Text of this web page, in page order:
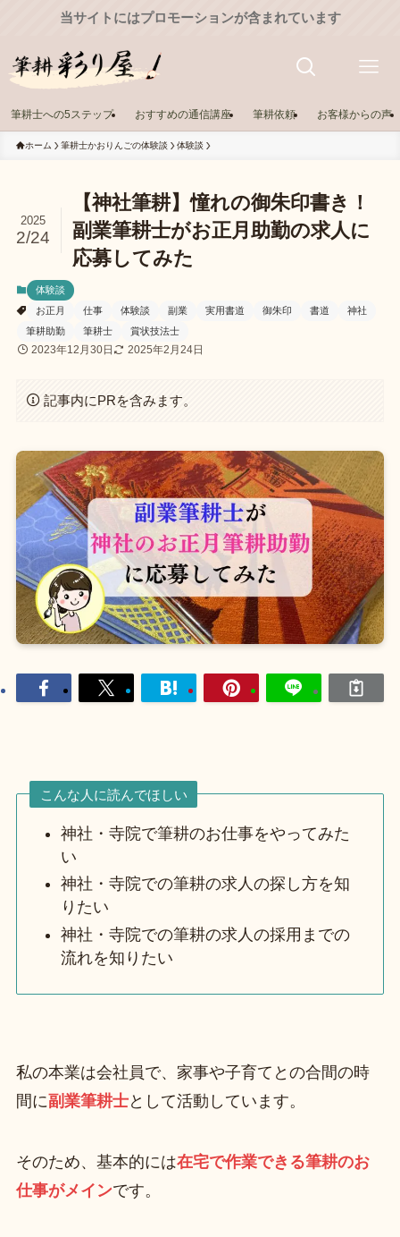
当サイトにはプロモーションが含まれています
筆耕士への5ステップ おすすめの通信講座 筆耕依頼 お客様からの声
ホーム 筆耕士かおりんごの体験談 体験談
【神社筆耕】憧れの御朱印書き！
副業筆耕士がお正月助勤の求人に
応募してみた
2025
2/24
体験談
お正月
仕事 体験談 副業 実用書道 御朱印 書道
神社
筆耕助勤
筆耕士 賞状技法士
2023年12月30日 2025年2月24日
記事内にPRを含みます。
こんな人に読んでほしい
神社・寺院で筆耕のお仕事をやってみた
い
神社・寺院での筆耕の求人の探し方を知
りたい
神社・寺院での筆耕の求人の採用までの
流れを知りたい
私の本業は会社員で、家事や子育てとの合間の時
間に副業筆耕士として活動しています。
そのため、基本的には在宅で作業できる筆耕のお
仕事がメインです。